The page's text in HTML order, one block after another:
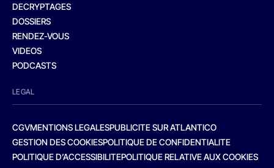
DECRYPTAGES
DOSSIERS
RENDEZ-VOUS
VIDEOS
PODCASTS
LEGAL
CGVMENTIONS LEGALESPUBLICITE SUR ATLANTICO
GESTION DES COOKIESPOLITIQUE DE CONFIDENTIALITE
POLITIQUE D’ACCESSIBILITEPOLITIQUE RELATIVE AUX COOKIES